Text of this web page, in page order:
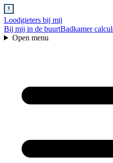
Loodgieters bij mij
Bij mij in de buurtBadkamer
Open menu